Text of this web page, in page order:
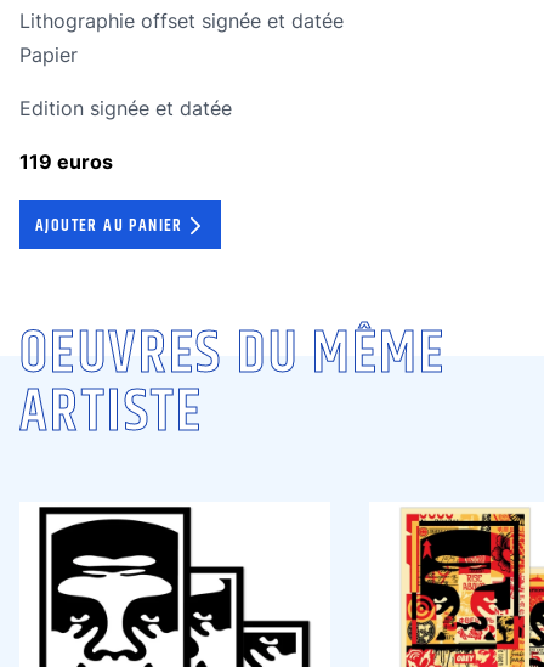
Technique
Lithographie offset signée et datée
Technique
Papier
Edition signée et datée
119 euros
AJOUTER AU PANIER
OEUVRES DU MÊME
ARTISTE